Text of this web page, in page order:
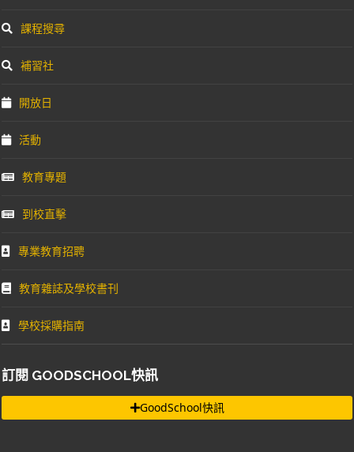
課程搜尋
補習社
開放日
活動
教育專題
到校直擊
專業教育招聘
教育雜誌及學校書刊
學校採購指南
訂閱 GOODSCHOOL快訊
GoodSchool快訊